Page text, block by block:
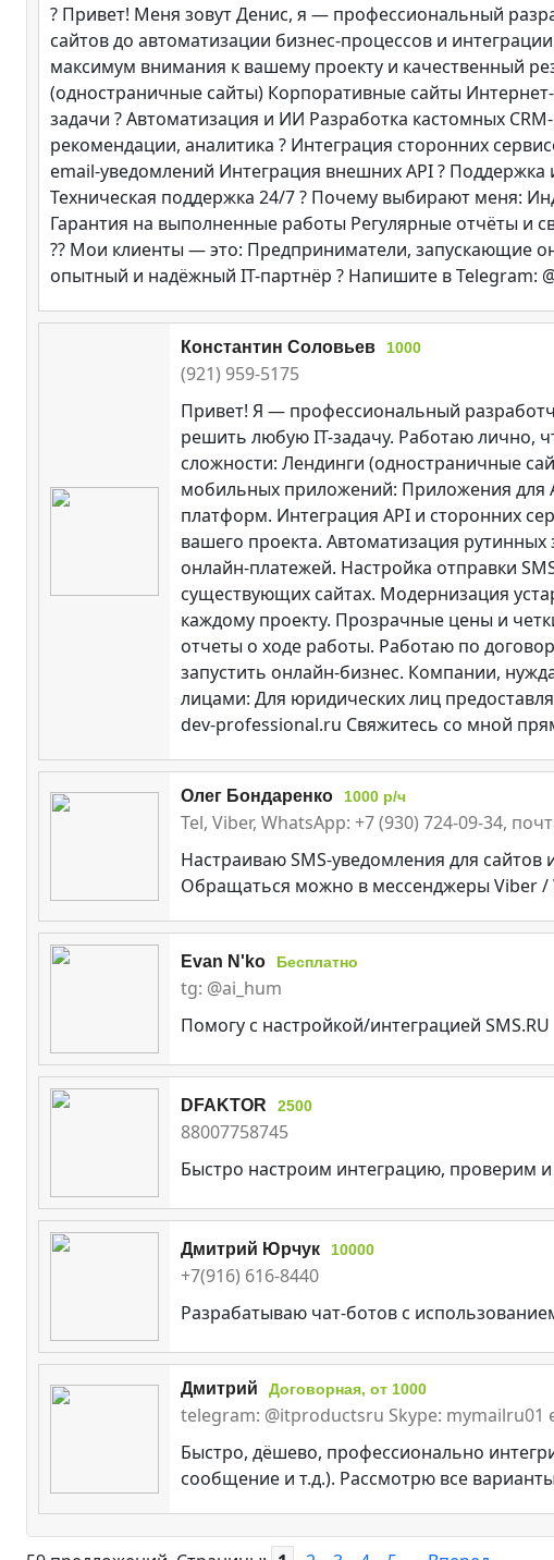
? Привет! Меня зовут Денис, я — профессиональный
сайтов до автоматизации бизнес-процессов и
максимум внимания к вашему проекту и качественный
(одностраничные сайты) Корпоративные сайты
задачи ? Автоматизация и ИИ Разработка кастомных
рекомендации, аналитика ? Интеграция сторонних
email-уведомлений Интеграция внешних API ?️
Техническая поддержка 24/7 ? Почему выбирают меня:
Гарантия на выполненные работы Регулярные отчёты и
?? Мои клиенты — это: Предприниматели, запускающие
опытный и надёжный IT-партнёр ? Напишите в Telegram:
Константин Соловьев 1000
(921) 959-5175
Привет! Я — профессиональный
решить любую IT-задачу. Работаю лично,
сложности: Лендинги (одностраничные
мобильных приложений: Приложения для
платформ. Интеграция API и сторонних
вашего проекта. Автоматизация
онлайн-платежей. Настройка отправки
существующих сайтах. Модернизация
каждому проекту. Прозрачные цены и
отчеты о ходе работы. Работаю по
запустить онлайн-бизнес. Компании,
лицами: Для юридических лиц
dev-professional.ru Свяжитесь со мной
Олег Бондаренко 1000 р/ч
Tel, Viber, WhatsApp: +7 (930) 724-09-34,
Настраиваю SMS-уведомления для
Обращаться можно в мессенджеры Viber /
Evan N'ko Бесплатно
tg: @ai_hum
Помогу с настройкой/интеграцией SMS.RU
DFAKTOR 2500
88007758745
Быстро настроим интеграцию, проверим
Дмитрий Юрчук 10000
+7(916) 616-8440
Разрабатываю чат-ботов с
Дмитрий Договорная, от 1000
telegram: @itproductsru Skype: mymailru01
Быстро, дёшево, профессионально
сообщение и т.д.). Рассмотрю все